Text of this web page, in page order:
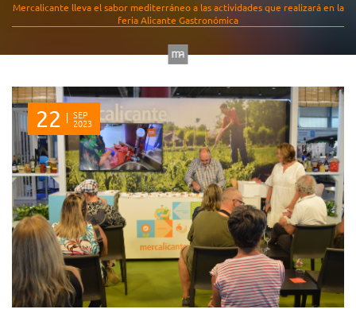
Mercalicante lleva el sabor mediterráneo a las actividades que realizará en la
feria Alicante Gastronómica
22 SEP
2023